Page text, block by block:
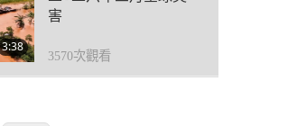
3:38
害
3570次觀看